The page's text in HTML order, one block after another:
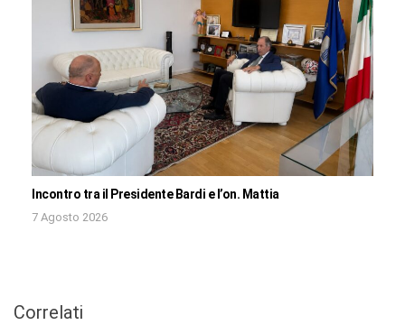
Incontro tra il Presidente Bardi e l’on. Mattia
7 Agosto 2026
Correlati